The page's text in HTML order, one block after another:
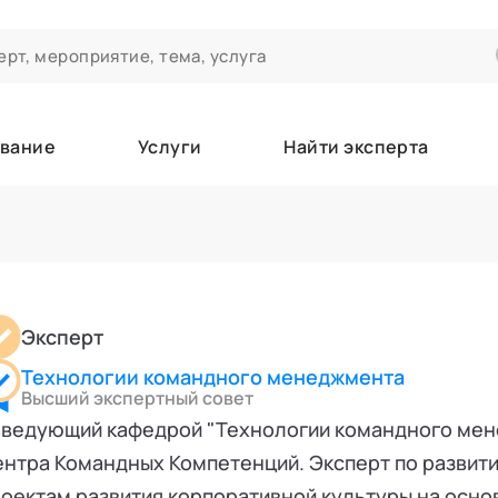
Услуги Найти эксперта
Эксперт
Технологии командного менеджмента
Высший экспертный совет
кафедрой "Технологии командного
Командных Компетенций. Эксперт по